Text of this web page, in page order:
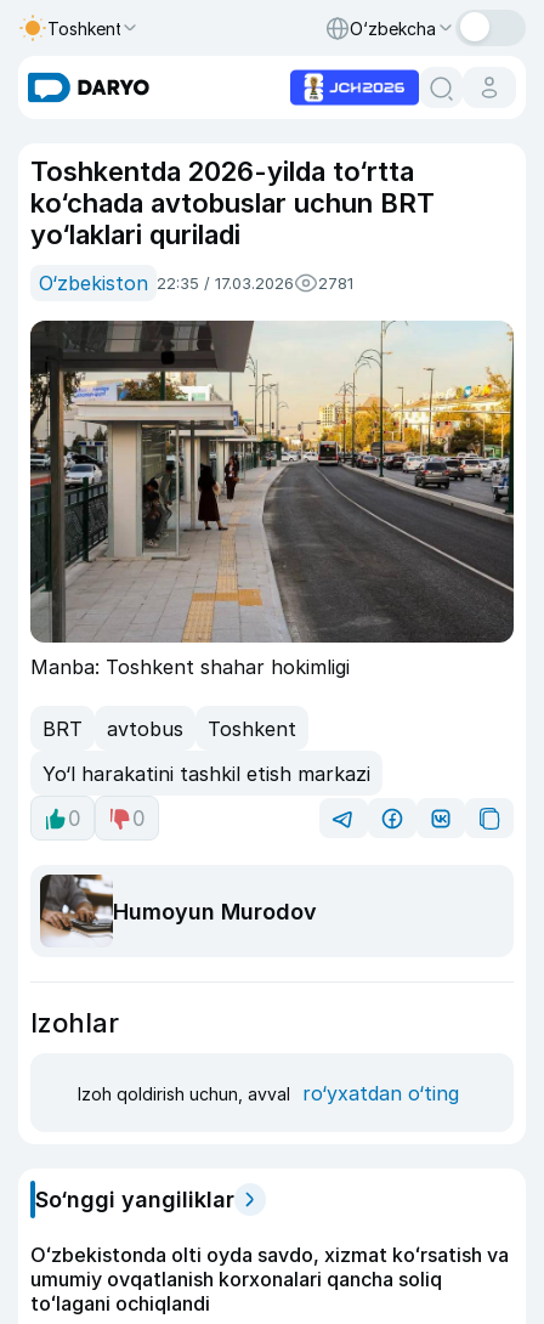
Toshkent O‘zbekcha
Toshkentda 2026-yilda to‘rtta
ko‘chada avtobuslar uchun BRT
yo‘laklari quriladi
O‘zbekiston 22:35 / 17.03.2026 2781
Manba: Toshkent shahar hokimligi
BRT avtobus
Toshkent
Yo‘l harakatini tashkil etish markazi
0
0
Humoyun Murodov
Izohlar
Izoh qoldirish uchun, avval ro‘yxatdan o‘ting
So‘nggi yangiliklar
Oʻzbekistonda olti oyda savdo, xizmat koʻrsatish va
umumiy ovqatlanish korxonalari qancha soliq
toʻlagani ochiqlandi